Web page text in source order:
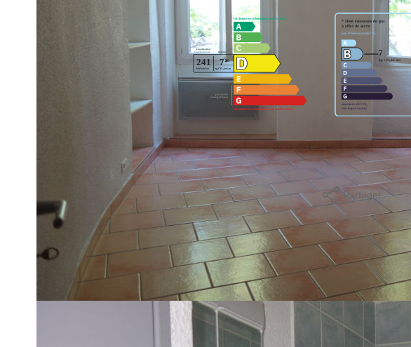
Montant estimé des dépenses annuelles d'énergie pour un usage standard entre
Imprimer Partager
Nos honoraires